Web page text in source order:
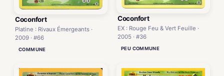
Coconfort
Platine : Rivaux Émergeants ·
2009 · #66
COMMUNE
Coconfort
EX : Rouge Feu & Vert Feuille ·
2005 · #36
PEU COMMUNE